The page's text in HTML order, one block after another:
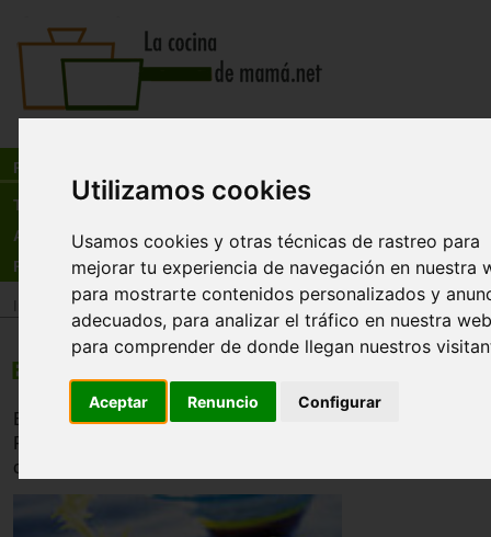
Utilizamos cookies
Usamos cookies y otras técnicas de rastreo para
mejorar tu experiencia de navegación en nuestra
para mostrarte contenidos personalizados y
adecuados, para analizar el tráfico en nuestra
para comprender de donde llegan nuestros
Aceptar Renuncio Configurar
Recetas
Tienda
Actualidad
Registro
Recetas > Ensaladas
Ensalada de aguacate
Esta ensalada viene muy bien para acompañar una
Recordar que el aguacate contiene mucha grasa por lo
comida debera ser ligera.